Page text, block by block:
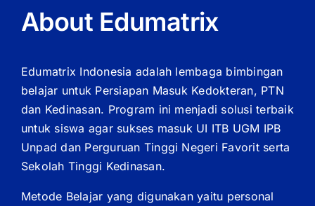
About Edumatrix
Edumatrix Indonesia adalah lembaga bimbingan
belajar untuk Persiapan Masuk Kedokteran, PTN
dan Kedinasan. Program ini menjadi solusi terbaik
untuk siswa agar sukses masuk UI ITB UGM IPB
Unpad dan Perguruan Tinggi Negeri Favorit serta
Sekolah Tinggi Kedinasan.
Metode Belajar yang digunakan yaitu personal